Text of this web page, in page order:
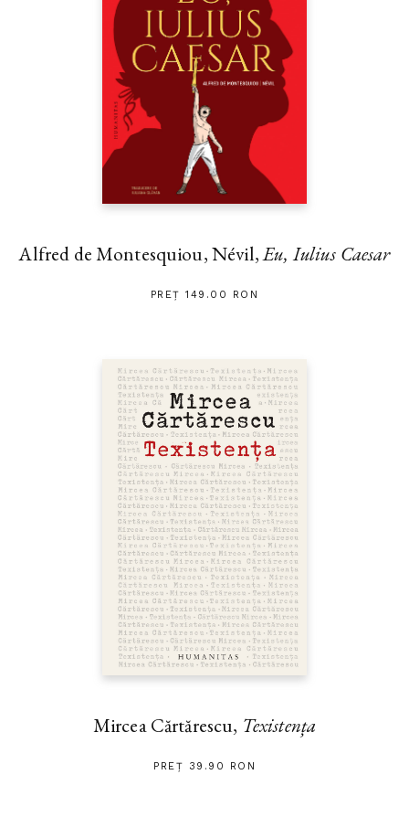
Alfred de Montesquiou, Névil,Eu, Iulius Caesar
PREȚ 149.00 RON
Mircea Cărtărescu, Texistența
PREȚ 39.90 RON